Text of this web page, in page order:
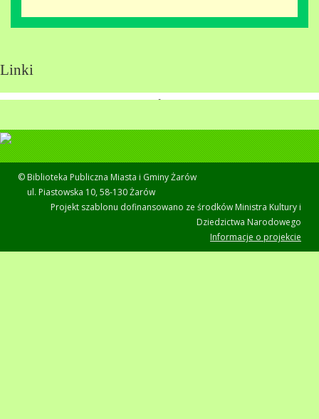
Linki
© Biblioteka Publiczna Miasta i Gminy Żarów
ul. Piastowska 10, 58-130 Żarów
Projekt szablonu dofinansowano ze środków Ministra Kultury i
Dziedzictwa Narodowego
Informacje o projekcie